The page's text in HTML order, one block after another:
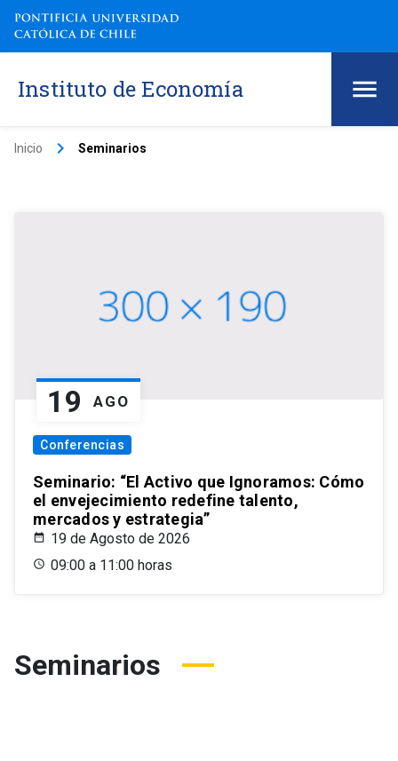
Instituto de Economía
Inicio keyboard_arrow_right Seminarios
19 AGO
Conferencias
Seminario: “El Activo que Ignoramos: Cómo
el envejecimiento redefine talento,
mercados y estrategia”
19 de Agosto de 2026
09:00 a 11:00 horas
Seminarios